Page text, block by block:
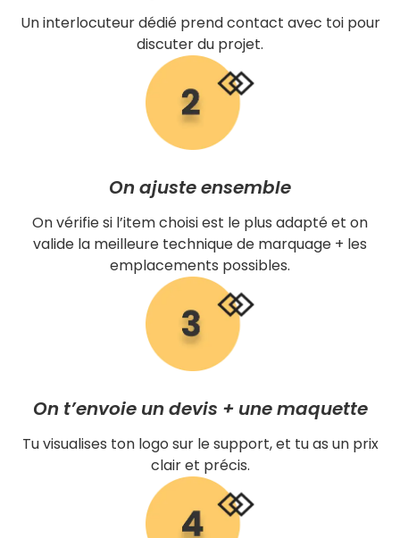
Un interlocuteur dédié prend contact avec toi pour
discuter du projet.
On ajuste ensemble
On vérifie si l’item choisi est le plus adapté et on
valide la meilleure technique de marquage + les
emplacements possibles.
On t’envoie un devis + une maquette
Tu visualises ton logo sur le support, et tu as un prix
clair et précis.